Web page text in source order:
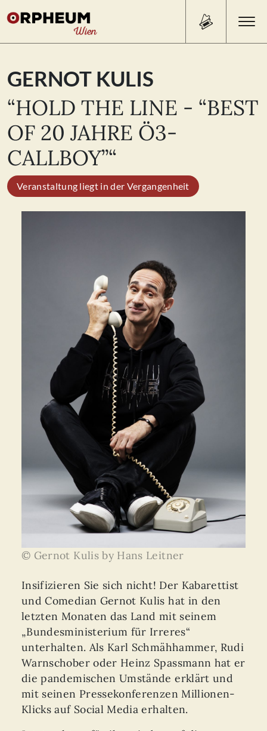
Search
for:
PROGRAMM/TICKETS
ÜBER UNS
GERNOT KULIS
“HOLD THE LINE - “BEST
OF 20 JAHRE Ö3-
CALLBOY”“
Veranstaltung liegt in der Vergangenheit
© Gernot Kulis by Hans Leitner
Insifizieren Sie sich nicht! Der Kabarettist
und Comedian Gernot Kulis hat in den
letzten Monaten das Land mit seinem
„Bundesministerium für Irreres“
unterhalten. Als Karl Schmähhammer, Rudi
Warnschober oder Heinz Spassmann hat er
die pandemischen Umstände erklärt und
mit seinen Pressekonferenzen Millionen-
Klicks auf Social Media erhalten.